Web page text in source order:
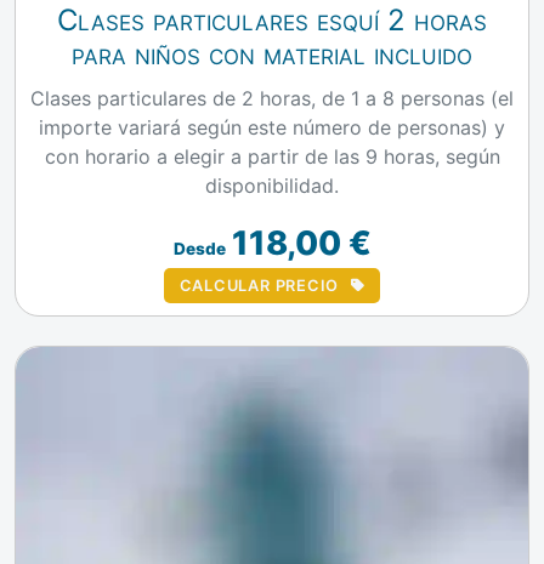
Clases particulares esquí 2 horas
para niños con material incluido
Clases particulares de 2 horas, de 1 a 8 personas (el
importe variará según este número de personas) y
con horario a elegir a partir de las 9 horas, según
disponibilidad.
Desde 118,00 €
CALCULAR PRECIO